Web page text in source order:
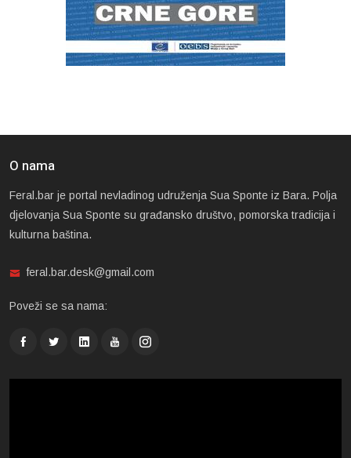
O nama
Feral.bar je portal nevladinog udruženja Sua Sponte iz Bara. Polja
djelovanja Sua Sponte su građansko društvo, pomorska tradicija i
kulturna baština.
feral.bar.desk@gmail.com
Poveži se sa nama: